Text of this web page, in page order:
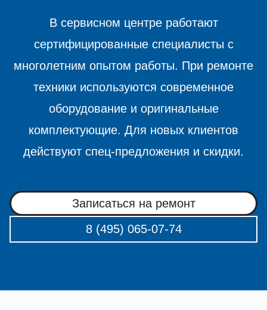
В сервисном центре работают
сертифицированные специалисты с
многолетним опытом работы. При ремонте
техники используются современное
оборудование и оригинальные
комплектующие. Для новых клиентов
действуют спец-предложения и скидки.
Записаться на ремонт
8 (495) 065-07-74